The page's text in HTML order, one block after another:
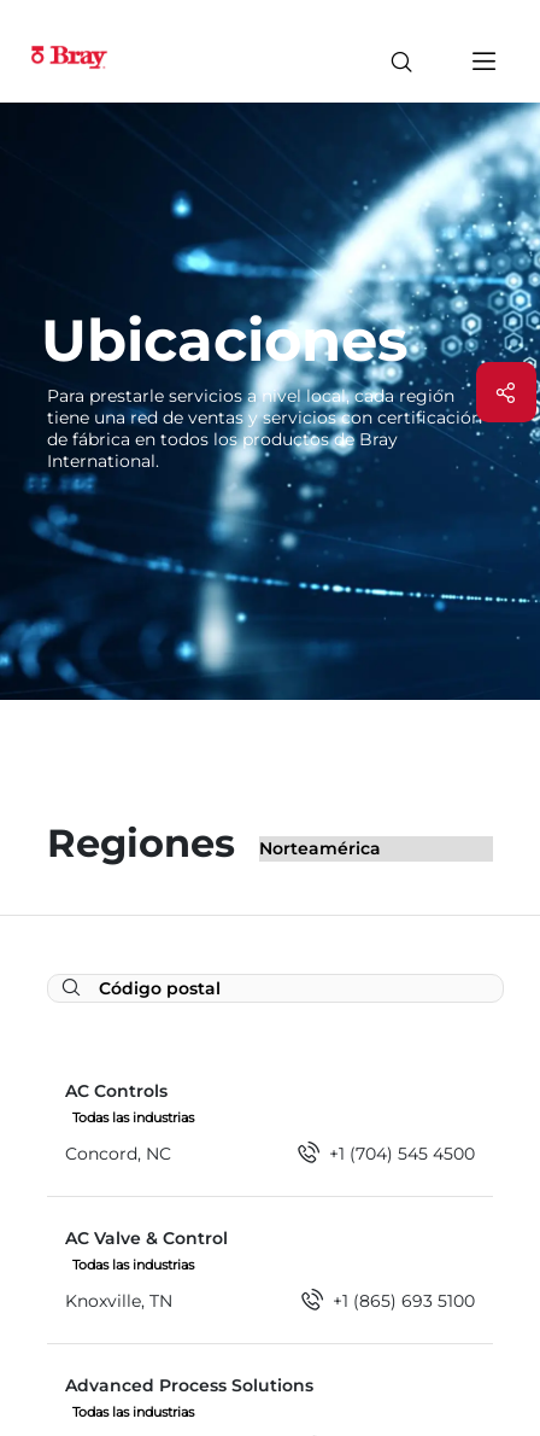
Ubicaciones
Para prestarle servicios a nivel local, cada región
tiene una red de ventas y servicios con certificación
de fábrica en todos los productos de Bray
International.
Regiones
AC Controls
Todas las industrias
Concord, NC +1 (704) 545 4500
AC Valve & Control
Todas las industrias
Knoxville, TN +1 (865) 693 5100
Advanced Process Solutions
Todas las industrias